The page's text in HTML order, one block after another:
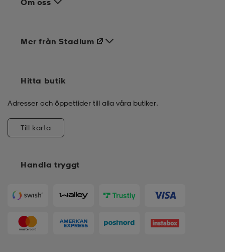
Om oss
Handla tryggt
Mer från Stadium
Hitta butik
Adresser och öppettider till alla våra butiker.
Till karta